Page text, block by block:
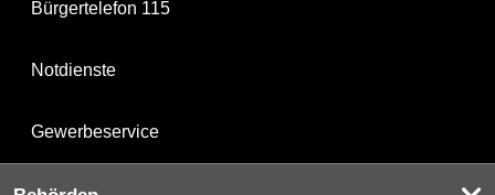
Bürgertelefon 115
Notdienste
Gewerbeservice